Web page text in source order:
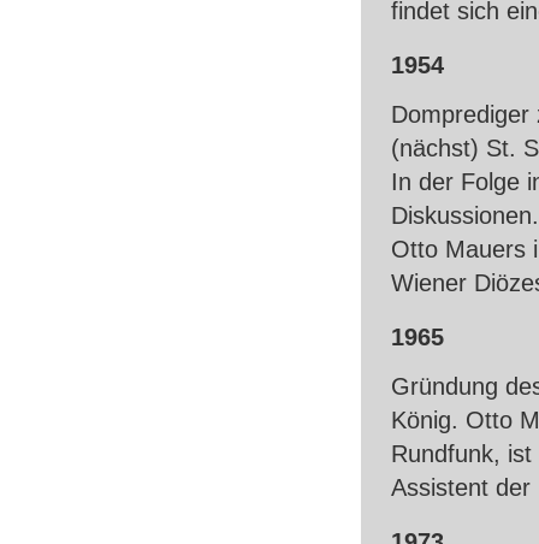
findet sich
1954
(nächst) St.
In der Folge
Otto Mauers
Wiener
1965
Gründung
König. Otto
Rundfunk,
Assistent der